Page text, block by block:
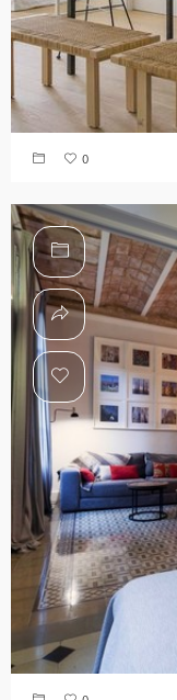
0